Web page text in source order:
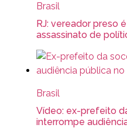
Brasil
RJ: vereador preso
assassinato de
Brasil
Vídeo: ex-prefeito
interrompe